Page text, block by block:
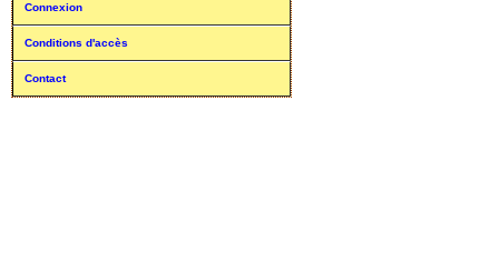
Connexion
Conditions d'accès
Contact